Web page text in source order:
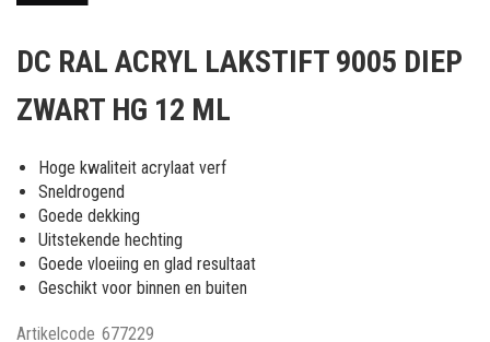
het
van
afbeeldingen-
gallerij
DC RAL ACRYL LAKSTIFT 9005 DIEP
ZWART HG 12 ML
Hoge kwaliteit acrylaat verf
Sneldrogend
Goede dekking
Uitstekende hechting
Goede vloeiing en glad resultaat
Geschikt voor binnen en buiten
Artikelcode 677229